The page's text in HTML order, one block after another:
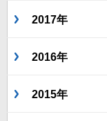
2017年
2016年
2015年